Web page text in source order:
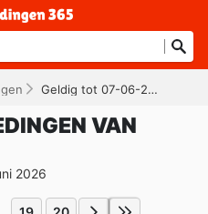
Geldig tot 07-06-2026
VAN
2026